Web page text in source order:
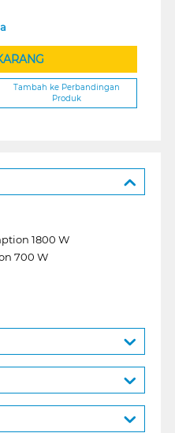
Tambah ke Perbandingan
Produk
1800 W
700 W